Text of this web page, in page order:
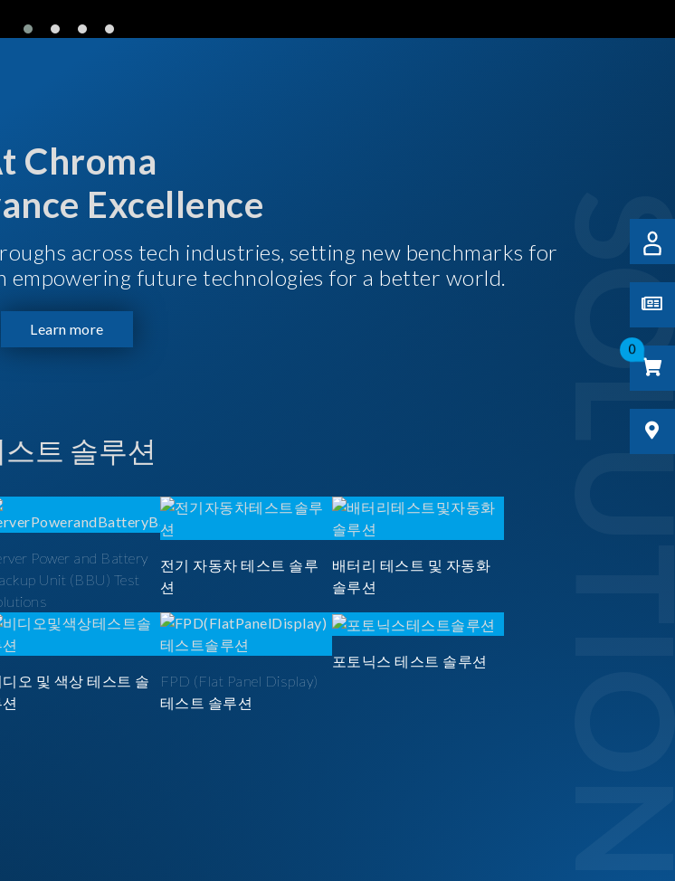
0
Chroma
Excellence
across tech industries, setting new benchmarks for
empowering future technologies for a better world.
Learn more
트 솔루션
Power and Battery
Unit (BBU) Test
전기 자동차 테스트 솔루
션
배터리 테스트 및 자동화
솔루션
디오 및 색상 테스트 솔
FPD (Flat Panel Display)
테스트 솔루션
포토닉스 테스트 솔루션